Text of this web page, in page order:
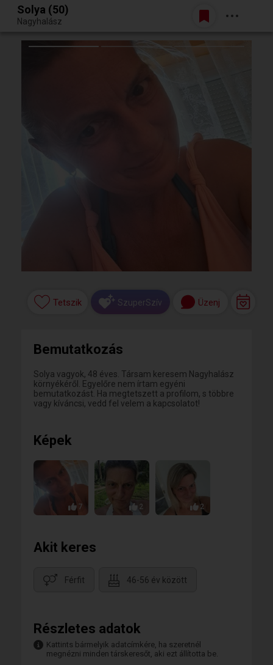
Egy jó randiból bármi lehet.
Belépés
Solya (50)
Nagyhalász
Tetszik SzuperSzív Üzenj
Bemutatkozás
Solya vagyok, 48 éves. Társam keresem Nagyhalász
környékéről. Egyelőre nem írtam egyéni
bemutatkozást. Ha megtetszett a profilom, s többre
vagy kíváncsi, vedd fel velem a kapcsolatot!
Képek
7 2 2
Akit keres
Férfit 46-56 év között
Részletes adatok
Kattints bármelyik adatcímkére, ha szeretnél
megnézni minden társkeresőt, aki ezt állította be.